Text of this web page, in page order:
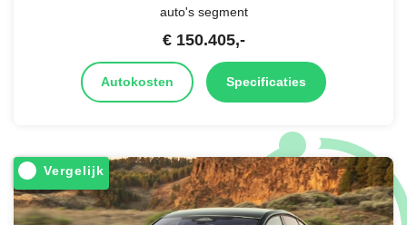
auto's segment
€ 150.405,-
Autokosten Specificaties
Vergelijk